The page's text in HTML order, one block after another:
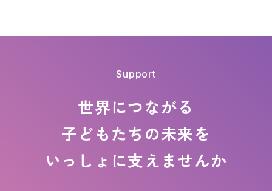
Support
世界につながる
子どもたちの未来を
いっしょに支えませんか